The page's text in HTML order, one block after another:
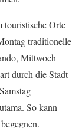
touristische Orte
traditionelle
Mittwoch
durch die Stadt
So kann